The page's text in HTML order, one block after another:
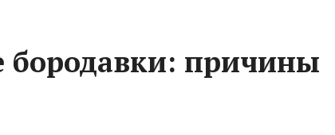
бородавки: причины